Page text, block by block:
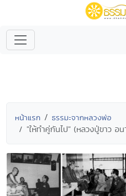
หน้าแรก ธรรมะจากหลวงพ่อ
"ให้ทำคู่กันไป" (หลวงปู่ขาว อน